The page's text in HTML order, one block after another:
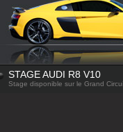
STAGE AUDI R8 V10
Stage disponible sur le Grand